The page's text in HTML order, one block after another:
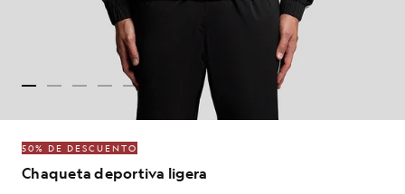
50% DE DESCUENTO
Chaqueta deportiva ligera